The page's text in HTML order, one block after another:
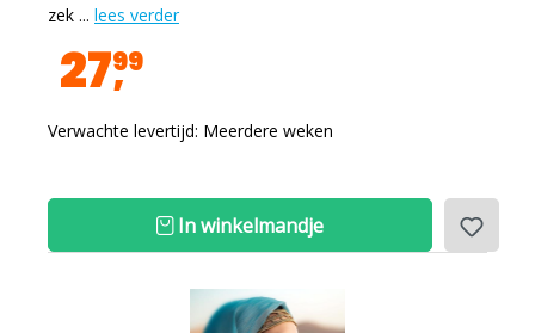
zek ... lees verder
2799
Verwachte levertijd: Meerdere weken
In winkelmandje